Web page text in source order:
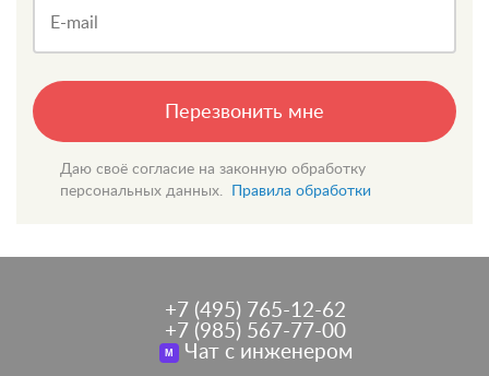
E-mail
Перезвонить мне
Даю своё согласие на законную обработку
персональных данных.
Правила обработки
+7 (495) 765-12-62
+7 (985) 567-77-00
M Чат с инженером